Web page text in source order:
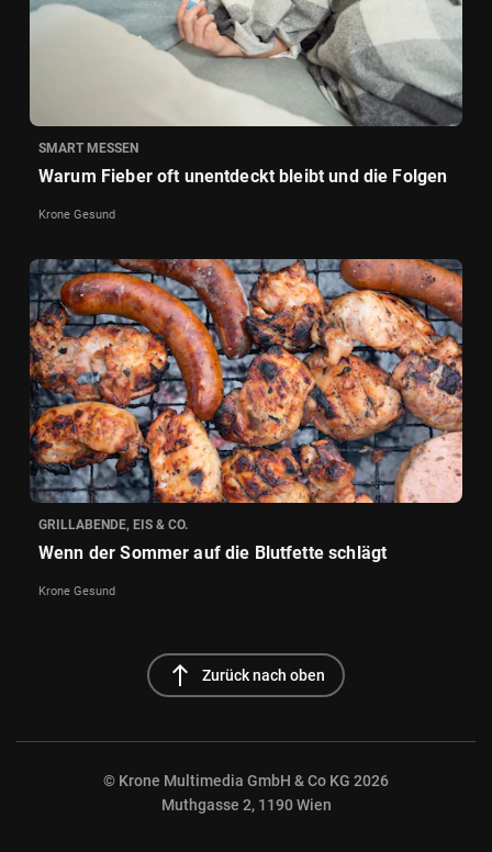
SMART MESSEN
Warum Fieber oft unentdeckt bleibt und die Folgen
Krone Gesund
GRILLABENDE, EIS & CO.
Wenn der Sommer auf die Blutfette schlägt
Krone Gesund
north Zurück nach oben
© Krone Multimedia GmbH & Co KG 2026
Muthgasse 2, 1190 Wien